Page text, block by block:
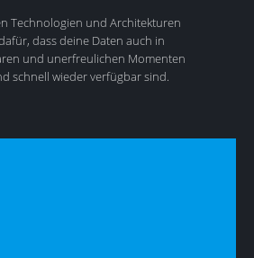
Technologien und Architekturen
dass deine Daten auch in
und unerfreulichen Momenten
schnell wieder verfügbar sind.